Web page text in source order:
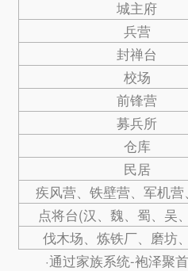
城主府
兵营
封禅台
校场
前锋营
募兵所
仓库
民居
疾风营、铁壁营、军机营
点将台(汉、魏、蜀、吴
伐木场、炼铁厂、磨坊
·通过家族系统-袍泽聚